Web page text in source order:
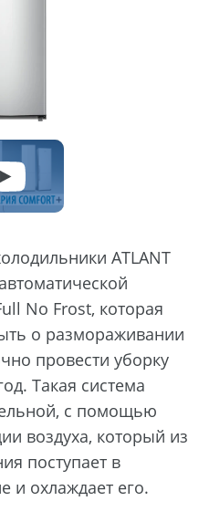
ATLANT
No Frost, которая
о размораживании
провести уборку
Такая система
с помощью
воздуха, который из
поступает в
и охлаждает его.